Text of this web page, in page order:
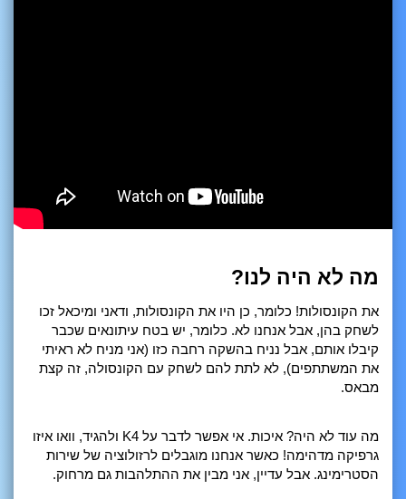
מה לא היה לנו?
את הקונסולות! כלומר, כן היו את הקונסולות, ודאני ומיכאל זכו
לשחק בהן, אבל אנחנו לא. כלומר, יש בטח עיתונאים שכבר
קיבלו אותם, אבל נניח בהשקה רחבה כזו (אני מניח לא ראיתי
את המשתתפים), לא לתת להם לשחק עם הקונסולה, זה קצת
מבאס.
מה עוד לא היה? איכות. אי אפשר לדבר על K4 ולהגיד, וואו איזו
גרפיקה מדהימה! כאשר אנחנו מוגבלים לרזולוציה של שירות
הסטרימינג. אבל עדיין, אני מבין את ההתלהבות גם מרחוק.